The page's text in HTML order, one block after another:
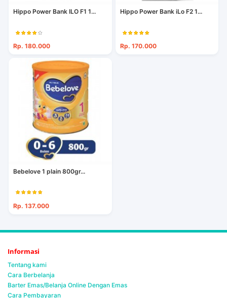
Hippo Power Bank ILO F1 1...
Rp. 180.000
Hippo Power Bank iLo F2 1...
Rp. 170.000
Bebelove 1 plain 800gr...
Rp. 137.000
Informasi
Tentang kami
Cara Berbelanja
Barter Emas/Belanja Online Dengan Emas
Cara Pembayaran